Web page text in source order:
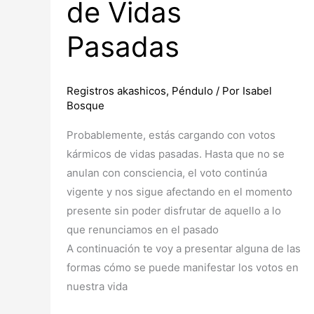
de Vidas
Pasadas
Registros akashicos, Péndulo/ Por Isabel
Bosque
Probablemente, estás cargando con votos
kármicos de vidas pasadas. Hasta que no se
anulan con consciencia, el voto continúa
vigente y nos sigue afectando en el momento
presente sin poder disfrutar de aquello a lo
que renunciamos en el pasado
⁣A continuación te voy a presentar alguna de las
formas cómo se puede manifestar los votos en
nuestra vida